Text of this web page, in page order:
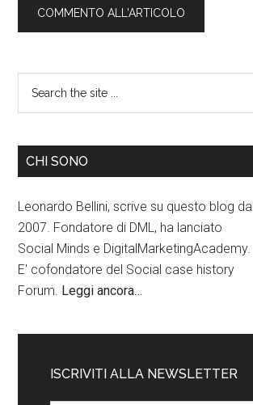
CHI SONO
Leonardo Bellini, scrive su questo blog dal
2007. Fondatore di DML, ha lanciato
Social Minds e DigitalMarketingAcademy.
E' cofondatore del Social case history
Forum. Leggi ancora…
ISCRIVITI ALLA NEWSLETTER